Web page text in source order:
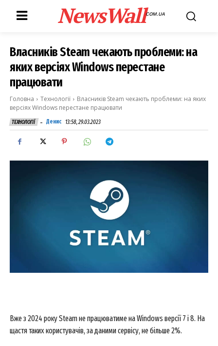
NewsWallCOM.UA
Власників Steam чекають проблеми: на
яких версіях Windows перестане
працювати
Головна Технології
Власників Steam чекають проблеми: на яких
версіях Windows перестане працювати
ТЕХНОЛОГІЇ - Денис 13:58, 29.03.2023
Вже з 2024 року Steam не працюватиме на Windows версії 7 і 8. На
щастя таких користувачів, за даними сервісу, не більше 2%.